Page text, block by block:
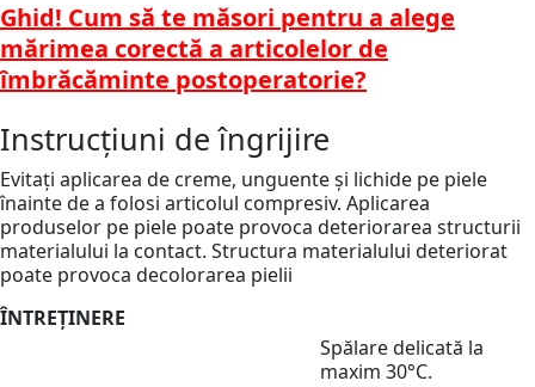
Ghid! Cum să te măsori pentru a alege
mărimea corectă a articolelor de
îmbrăcăminte postoperatorie?
Instrucțiuni de îngrijire
Evitați aplicarea de creme, unguente și lichide pe piele
înainte de a folosi articolul compresiv. Aplicarea
produselor pe piele poate provoca deteriorarea structurii
materialului la contact. Structura materialului deteriorat
poate provoca decolorarea pielii
ÎNTREȚINERE
Spălare delicată la
maxim 30°C.